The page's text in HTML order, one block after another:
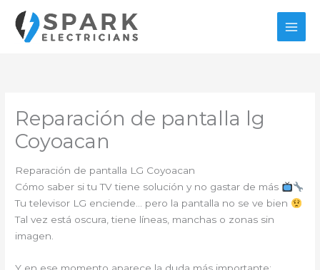
contenido
Reparación de pantalla lg
Coyoacan
Reparación de pantalla LG Coyoacan
Cómo saber si tu TV tiene solución y no gastar de más
Tu televisor LG enciende… pero la pantalla no se ve bien
Tal vez está oscura, tiene líneas, manchas o zonas sin
imagen.